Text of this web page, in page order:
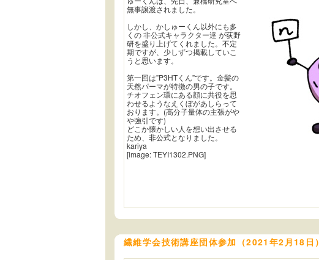
無事譲渡されました。
しかし、かしゅーくん以外にも多
くの 非公式キャラクター達 が荻野
研を盛り上げてくれました。不定
期ですが、少しずつ掲載していこ
うと思います。
第一回は”P3HTくん”です。金髪の
天然パーマが特徴の男の子です。
チオフェン環にある顔に共役を思
わせるようなえくぼがあしらって
おります。(高分子量体の主張がや
や強引です)
どこか懐かしい人を想い出させる
ため、非公式となりました。
kariya
[image: TEYI1302.PNG]
繊維学会技術講座団体参加（2021年2月18日）